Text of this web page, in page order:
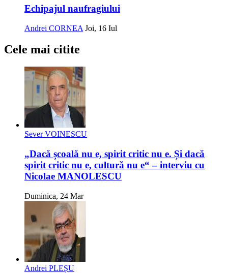
Echipajul naufragiului
Andrei CORNEA Joi, 16 Iul
Cele mai citite
Sever VOINESCU
„Dacă școală nu e, spirit critic nu e. Și dacă
spirit critic nu e, cultură nu e“ – interviu cu
Nicolae MANOLESCU
Duminica, 24 Mar
Andrei PLEȘU